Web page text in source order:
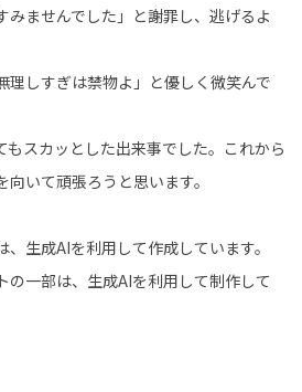
みませんでした」と謝罪し、逃げるよ
理しすぎは禁物よ」と優しく微笑んで
もスカッとした出来事でした。これから
いて頑張ろうと思います。
生成AIを利用して作成しています。
一部は、生成AIを利用して制作して